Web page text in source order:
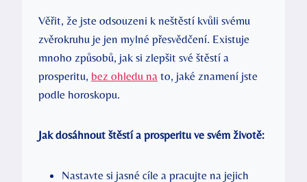
Věřit, že jste ⁣odsouzeni k neštěstí⁤ kvůli⁢ svému
zvěrokruhu je jen ‌mylné ⁢přesvědčení. Existuje
mnoho způsobů, jak ⁤si ​zlepšit své štěstí a
prosperitu,⁢ bez ohledu⁣ na to,‌ jaké‌ znamení jste
podle horoskopu.
Jak dosáhnout štěstí a prosperitu ve svém​ životě:
Nastavte⁢ si jasné cíle a pracujte na jejich